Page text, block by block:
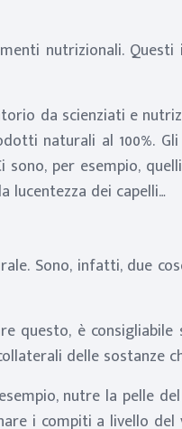
nutrizionali.
da scienziati e
naturali al 100%.
per esempio,
lucentezza dei capelli…
Sono, infatti, due
questo, è
delle sostanze
nutre la pelle
i compiti a livello